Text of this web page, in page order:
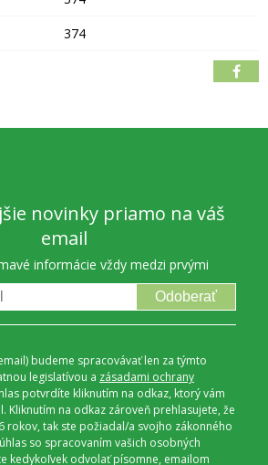
374
novinky priamo na váš
email
informácie vždy medzi prvými
Odoberať
budeme spracovávať len za týmto
legislatívou a zásadami ochrany
potvrdíte kliknutím na odkaz, ktorý vám
Kliknutím na odkaz zároveň prehlasujete, že
rokov, tak ste požiadal/a svojho zákonného
so spracovaním vašich osobných
kedykoľvek odvolať písomne, emailom